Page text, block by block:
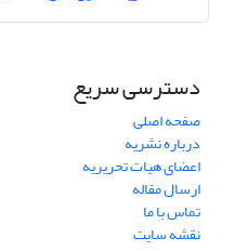
دسترسی سریع
صفحه اصلی
درباره نشریه
اعضای هیات تحریریه
ارسال مقاله
تماس با ما
نقشه سایت